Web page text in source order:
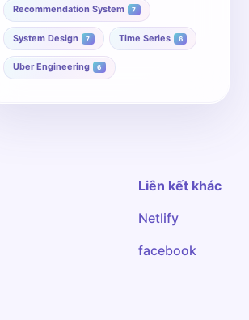
Recommendation System 7
System Design 7 Time Series 6
Uber Engineering 6
Liên kết khác
Netlify
facebook